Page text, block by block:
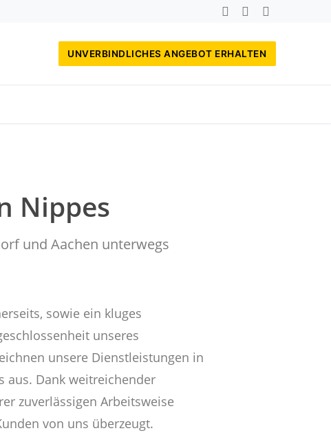
UNVERBINDLICHES ANGEBOT ERHALTEN
Nippes
und Aachen unterwegs
sowie ein kluges
unseres
unsere Dienstleistungen in
aus. Dank weitreichender
zuverlässigen Arbeitsweise
von uns überzeugt.